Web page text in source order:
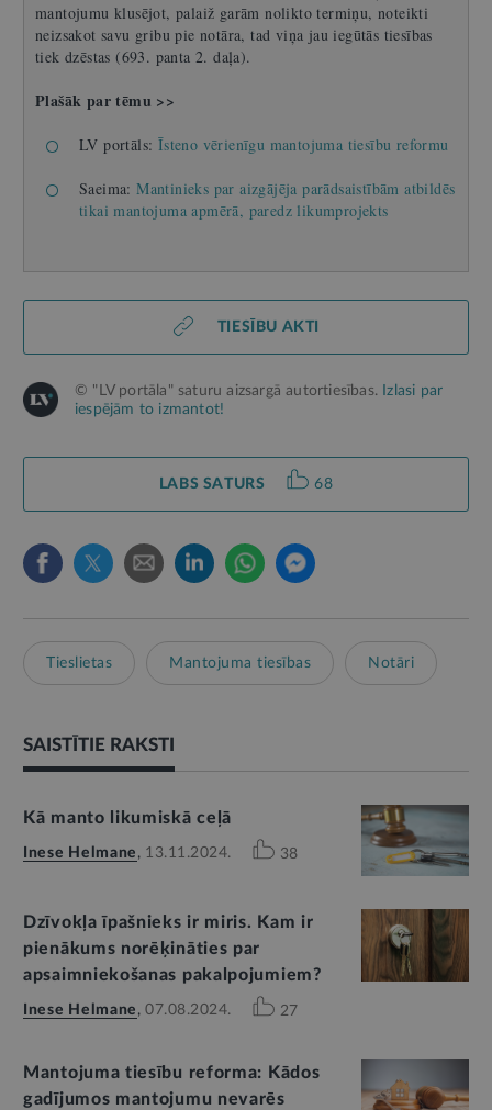
mantojumu klusējot, palaiž garām nolikto termiņu, noteikti
neizsakot savu gribu pie notāra, tad viņa jau iegūtās tiesības
tiek dzēstas (693. panta 2. daļa).
Plašāk par tēmu >>
LV portāls: Īsteno vērienīgu mantojuma tiesību reformu
Saeima:Mantinieks par aizgājēja parādsaistībām atbildēs
tikai mantojuma apmērā, paredz likumprojekts
TIESĪBU AKTI
© "LV portāla" saturu aizsargā autortiesības.
Izlasi par
iespējām to izmantot!
LABS SATURS 68
Tieslietas Mantojuma tiesības Notāri
SAISTĪTIE RAKSTI
Kā manto likumiskā ceļā
Inese Helmane , 13.11.2024. 38
Dzīvokļa īpašnieks ir miris. Kam ir
pienākums norēķināties par
apsaimniekošanas pakalpojumiem?
Inese Helmane ,07.08.2024. 27
Mantojuma tiesību reforma: Kādos
gadījumos mantojumu nevarēs